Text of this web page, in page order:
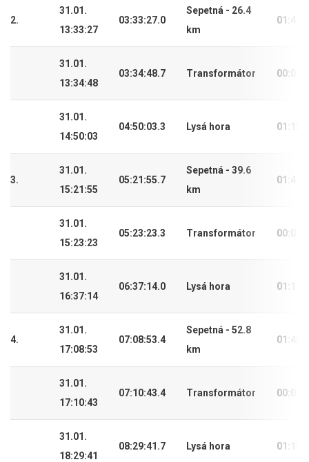
2.
31.01.
13:33:27
03:33:27.0
Sepetná - 26.4
km
31.01.
13:34:48
03:34:48.7 Transformátor
31.01.
14:50:03
04:50:03.3 Lysá hora
3.
31.01.
15:21:55
05:21:55.7
Sepetná - 39.6
km
31.01.
15:23:23
05:23:23.3 Transformátor
31.01.
16:37:14
06:37:14.0 Lysá hora
4.
31.01.
17:08:53
07:08:53.4
Sepetná - 52.8
km
31.01.
17:10:43
07:10:43.4 Transformátor
31.01.
18:29:41
08:29:41.7 Lysá hora